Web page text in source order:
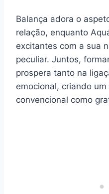
Balança adora o
relação, enquanto
excitantes com a sua
peculiar. Juntos,
prospera tanto na
emocional, criando
convencional como